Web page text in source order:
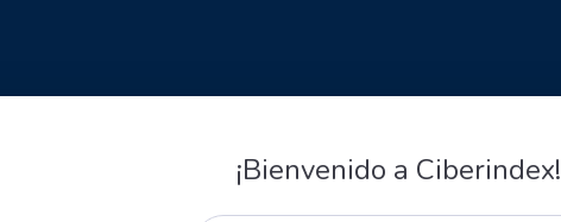
¡Bienvenido a Ciberindex!